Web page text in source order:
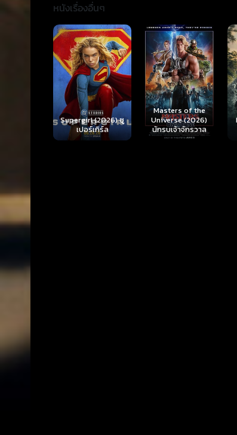
หนังเรื่องอื่นๆ
Masters of the
Universe (2026)
นักรบเจ้าจักรวาล
Hungry (2026) มัน
เด้งขึ้นมาแดก